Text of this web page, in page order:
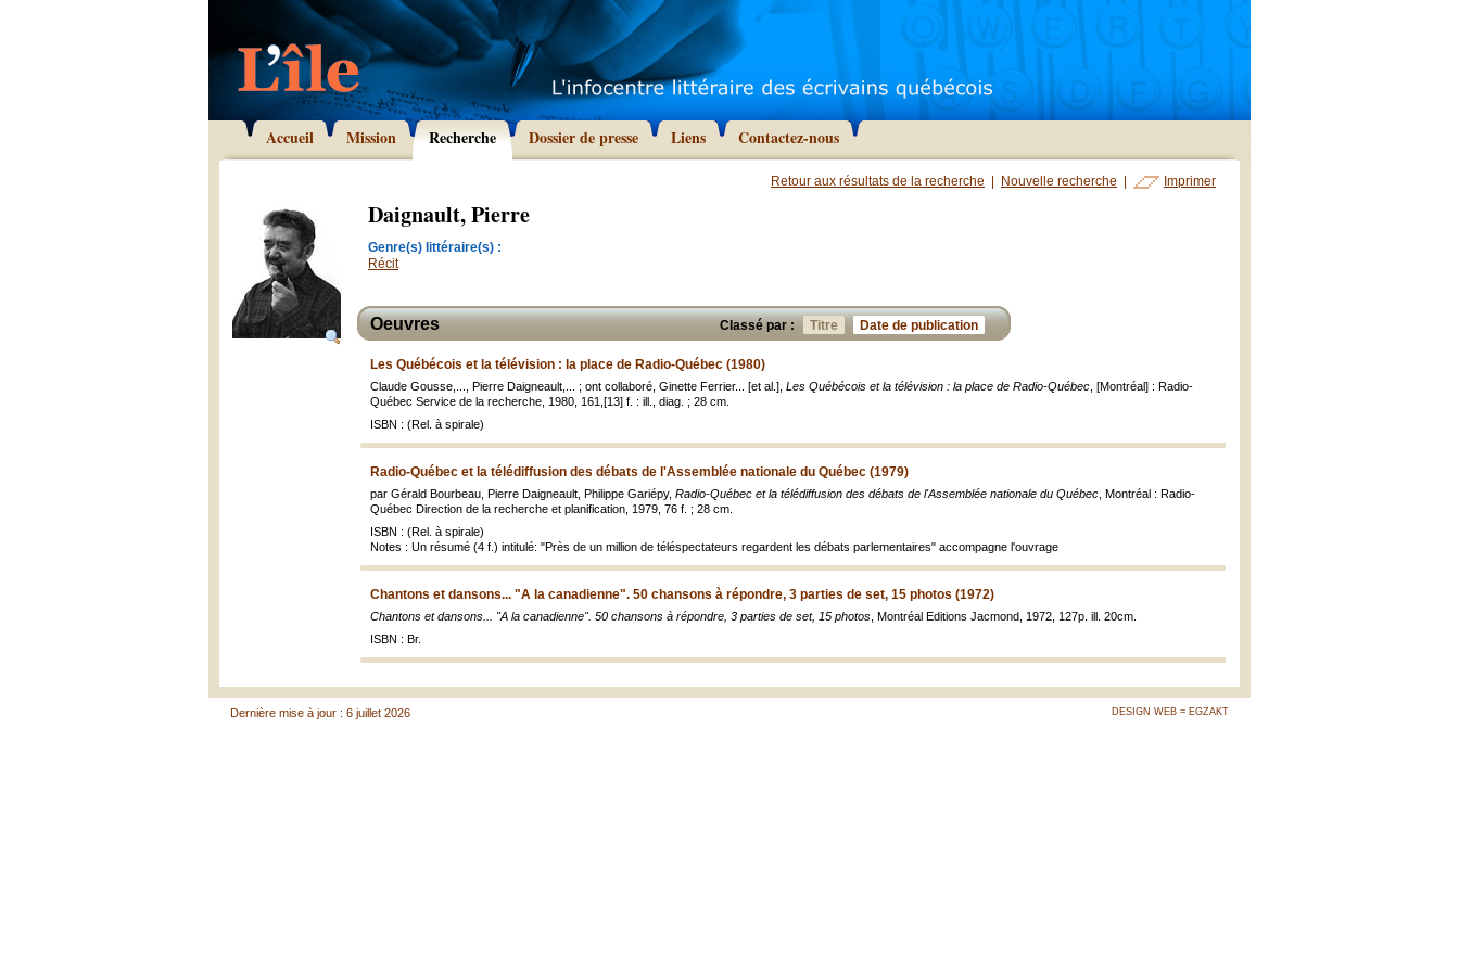
Accueil Mission Recherche Dossier de presse Liens Contactez-nous
Retour aux résultats de la recherche Nouvelle recherche Imprimer
Daignault, Pierre
Genre(s) littéraire(s) :
Récit
Classé par : Titre Date de publication
Oeuvres
Les Québécois et la télévision : la place de Radio-Québec (1980)
Claude Gousse,..., Pierre Daigneault,... ; ont collaboré, Ginette Ferrier... [et al.], Les Québécois et la télévision : la place de Radio-Québec , [Montréal] : Radio-
Québec Service de la recherche, 1980, 161,[13] f. : ill., diag. ; 28 cm.
ISBN : (Rel. à spirale)
Radio-Québec et la télédiffusion des débats de l'Assemblée nationale du Québec (1979)
par Gérald Bourbeau, Pierre Daigneault, Philippe Gariépy, Radio-Québec et la télédiffusion des débats de l'Assemblée nationale du Québec , Montréal : Radio-
Québec Direction de la recherche et planification, 1979, 76 f. ; 28 cm.
ISBN : (Rel. à spirale)
Notes : Un résumé (4 f.) intitulé: "Près de un million de téléspectateurs regardent les débats parlementaires" accompagne l'ouvrage
Chantons et dansons... "A la canadienne". 50 chansons à répondre, 3 parties de set, 15 photos (1972)
Chantons et dansons... "A la canadienne". 50 chansons à répondre, 3 parties de set, 15 photos , Montréal Editions Jacmond, 1972, 127p. ill. 20cm.
ISBN : Br.
DESIGN WEB = EGZAKT
Dernière mise à jour : 6 juillet 2026